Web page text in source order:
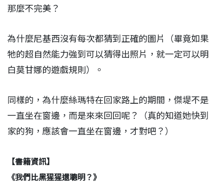
那麼不完美？
為什麼尼基西沒有每次都猜到正確的圖片（畢竟如果
牠的超自然能力強到可以猜得出照片，就一定可以明
白莫甘娜的遊戲規則）。
同樣的，為什麼絲瑪特在回家路上的期間，傑堤不是
一直坐在窗邊，而是來來回回呢？（真的知道她快到
家的狗，應該會一直坐在窗邊，才對吧？）
【書籍資訊】
《我們比黑猩猩還聰明？》